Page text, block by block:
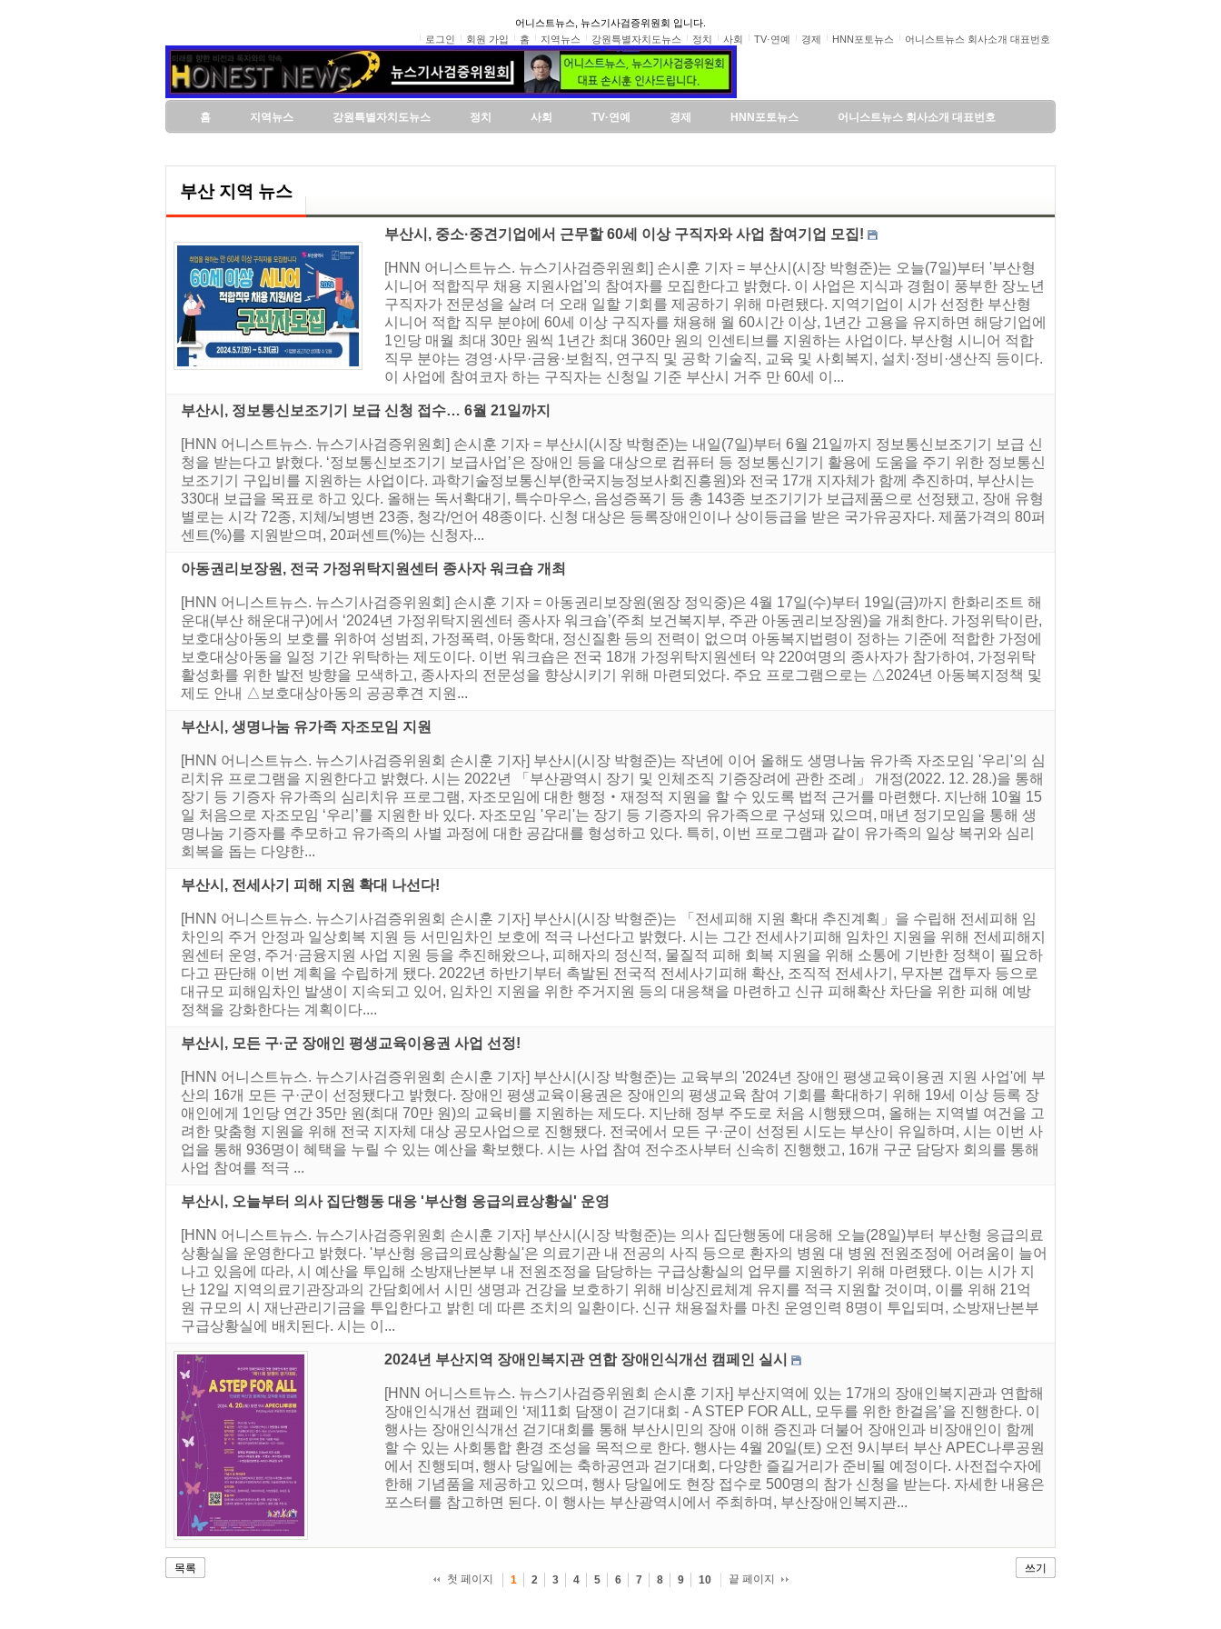
어니스트뉴스, 뉴스기사검증위원회 입니다.
로그인
회원 가입 홈 지역뉴스 강원특별자치도뉴스 정치 사회 TV·연예 경제 HNN포토뉴스 어니스트뉴스 회사소개 대표번호
홈 지역뉴스 강원특별자치도뉴스 정치 사회 TV·연예 경제 HNN포토뉴스 어니스트뉴스 회사소개 대표번호
부산 지역 뉴스
부산시, 중소·중견기업에서 근무할 60세 이상 구직자와 사업 참여기업 모집!
[HNN 어니스트뉴스. 뉴스기사검증위원회] 손시훈 기자 = 부산시(시장 박형준)는 오늘(7일)부터 '부산형
시니어 적합직무 채용 지원사업'의 참여자를 모집한다고 밝혔다. 이 사업은 지식과 경험이 풍부한 장노년
구직자가 전문성을 살려 더 오래 일할 기회를 제공하기 위해 마련됐다. 지역기업이 시가 선정한 부산형
시니어 적합 직무 분야에 60세 이상 구직자를 채용해 월 60시간 이상, 1년간 고용을 유지하면 해당기업에
1인당 매월 최대 30만 원씩 1년간 최대 360만 원의 인센티브를 지원하는 사업이다. 부산형 시니어 적합
직무 분야는 경영·사무·금융·보험직, 연구직 및 공학 기술직, 교육 및 사회복지, 설치·정비·생산직 등이다.
이 사업에 참여코자 하는 구직자는 신청일 기준 부산시 거주 만 60세 이...
부산시, 정보통신보조기기 보급 신청 접수… 6월 21일까지
[HNN 어니스트뉴스. 뉴스기사검증위원회] 손시훈 기자 = 부산시(시장 박형준)는 내일(7일)부터 6월 21일까지 정보통신보조기기 보급 신
청을 받는다고 밝혔다. ‘정보통신보조기기 보급사업’은 장애인 등을 대상으로 컴퓨터 등 정보통신기기 활용에 도움을 주기 위한 정보통신
보조기기 구입비를 지원하는 사업이다. 과학기술정보통신부(한국지능정보사회진흥원)와 전국 17개 지자체가 함께 추진하며, 부산시는
330대 보급을 목표로 하고 있다. 올해는 독서확대기, 특수마우스, 음성증폭기 등 총 143종 보조기기가 보급제품으로 선정됐고, 장애 유형
별로는 시각 72종, 지체/뇌병변 23종, 청각/언어 48종이다. 신청 대상은 등록장애인이나 상이등급을 받은 국가유공자다. 제품가격의 80퍼
센트(%)를 지원받으며, 20퍼센트(%)는 신청자...
아동권리보장원, 전국 가정위탁지원센터 종사자 워크숍 개최
[HNN 어니스트뉴스. 뉴스기사검증위원회] 손시훈 기자 = 아동권리보장원(원장 정익중)은 4월 17일(수)부터 19일(금)까지 한화리조트 해
운대(부산 해운대구)에서 ‘2024년 가정위탁지원센터 종사자 워크숍’(주최 보건복지부, 주관 아동권리보장원)을 개최한다. 가정위탁이란,
보호대상아동의 보호를 위하여 성범죄, 가정폭력, 아동학대, 정신질환 등의 전력이 없으며 아동복지법령이 정하는 기준에 적합한 가정에
보호대상아동을 일정 기간 위탁하는 제도이다. 이번 워크숍은 전국 18개 가정위탁지원센터 약 220여명의 종사자가 참가하여, 가정위탁
활성화를 위한 발전 방향을 모색하고, 종사자의 전문성을 향상시키기 위해 마련되었다. 주요 프로그램으로는 △2024년 아동복지정책 및
제도 안내 △보호대상아동의 공공후견 지원...
부산시, 생명나눔 유가족 자조모임 지원
[HNN 어니스트뉴스. 뉴스기사검증위원회 손시훈 기자] 부산시(시장 박형준)는 작년에 이어 올해도 생명나눔 유가족 자조모임 '우리'의 심
리치유 프로그램을 지원한다고 밝혔다. 시는 2022년 「부산광역시 장기 및 인체조직 기증장려에 관한 조례」 개정(2022. 12. 28.)을 통해
장기 등 기증자 유가족의 심리치유 프로그램, 자조모임에 대한 행정‧재정적 지원을 할 수 있도록 법적 근거를 마련했다. 지난해 10월 15
일 처음으로 자조모임 ‘우리’를 지원한 바 있다. 자조모임 '우리'는 장기 등 기증자의 유가족으로 구성돼 있으며, 매년 정기모임을 통해 생
명나눔 기증자를 추모하고 유가족의 사별 과정에 대한 공감대를 형성하고 있다. 특히, 이번 프로그램과 같이 유가족의 일상 복귀와 심리
회복을 돕는 다양한...
부산시, 전세사기 피해 지원 확대 나선다!
[HNN 어니스트뉴스. 뉴스기사검증위원회 손시훈 기자] 부산시(시장 박형준)는 「전세피해 지원 확대 추진계획」을 수립해 전세피해 임
차인의 주거 안정과 일상회복 지원 등 서민임차인 보호에 적극 나선다고 밝혔다. 시는 그간 전세사기피해 임차인 지원을 위해 전세피해지
원센터 운영, 주거·금융지원 사업 지원 등을 추진해왔으나, 피해자의 정신적, 물질적 피해 회복 지원을 위해 소통에 기반한 정책이 필요하
다고 판단해 이번 계획을 수립하게 됐다. 2022년 하반기부터 촉발된 전국적 전세사기피해 확산, 조직적 전세사기, 무자본 갭투자 등으로
대규모 피해임차인 발생이 지속되고 있어, 임차인 지원을 위한 주거지원 등의 대응책을 마련하고 신규 피해확산 차단을 위한 피해 예방
정책을 강화한다는 계획이다....
부산시, 모든 구·군 장애인 평생교육이용권 사업 선정!
[HNN 어니스트뉴스. 뉴스기사검증위원회 손시훈 기자] 부산시(시장 박형준)는 교육부의 '2024년 장애인 평생교육이용권 지원 사업'에 부
산의 16개 모든 구·군이 선정됐다고 밝혔다. 장애인 평생교육이용권은 장애인의 평생교육 참여 기회를 확대하기 위해 19세 이상 등록 장
애인에게 1인당 연간 35만 원(최대 70만 원)의 교육비를 지원하는 제도다. 지난해 정부 주도로 처음 시행됐으며, 올해는 지역별 여건을 고
려한 맞춤형 지원을 위해 전국 지자체 대상 공모사업으로 진행됐다. 전국에서 모든 구·군이 선정된 시도는 부산이 유일하며, 시는 이번 사
업을 통해 936명이 혜택을 누릴 수 있는 예산을 확보했다. 시는 사업 참여 전수조사부터 신속히 진행했고, 16개 구군 담당자 회의를 통해
사업 참여를 적극 ...
부산시, 오늘부터 의사 집단행동 대응 '부산형 응급의료상황실' 운영
[HNN 어니스트뉴스. 뉴스기사검증위원회 손시훈 기자] 부산시(시장 박형준)는 의사 집단행동에 대응해 오늘(28일)부터 부산형 응급의료
상황실을 운영한다고 밝혔다. '부산형 응급의료상황실'은 의료기관 내 전공의 사직 등으로 환자의 병원 대 병원 전원조정에 어려움이 늘어
나고 있음에 따라, 시 예산을 투입해 소방재난본부 내 전원조정을 담당하는 구급상황실의 업무를 지원하기 위해 마련됐다. 이는 시가 지
난 12일 지역의료기관장과의 간담회에서 시민 생명과 건강을 보호하기 위해 비상진료체계 유지를 적극 지원할 것이며, 이를 위해 21억
원 규모의 시 재난관리기금을 투입한다고 밝힌 데 따른 조치의 일환이다. 신규 채용절차를 마친 운영인력 8명이 투입되며, 소방재난본부
구급상황실에 배치된다. 시는 이...
2024년 부산지역 장애인복지관 연합 장애인식개선 캠페인 실시
[HNN 어니스트뉴스. 뉴스기사검증위원회 손시훈 기자] 부산지역에 있는 17개의 장애인복지관과 연합해
장애인식개선 캠페인 ‘제11회 담쟁이 걷기대회 - A STEP FOR ALL, 모두를 위한 한걸음’을 진행한다. 이
행사는 장애인식개선 걷기대회를 통해 부산시민의 장애 이해 증진과 더불어 장애인과 비장애인이 함께
할 수 있는 사회통합 환경 조성을 목적으로 한다. 행사는 4월 20일(토) 오전 9시부터 부산 APEC나루공원
에서 진행되며, 행사 당일에는 축하공연과 걷기대회, 다양한 즐길거리가 준비될 예정이다. 사전접수자에
한해 기념품을 제공하고 있으며, 행사 당일에도 현장 접수로 500명의 참가 신청을 받는다. 자세한 내용은
포스터를 참고하면 된다. 이 행사는 부산광역시에서 주최하며, 부산장애인복지관...
목록
쓰기
첫 페이지
1 2 3 4 5 6 7 8 9 10 끝 페이지